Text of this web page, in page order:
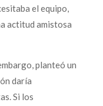
el equipo,
actitud amistosa
planteó un
daría
Si los